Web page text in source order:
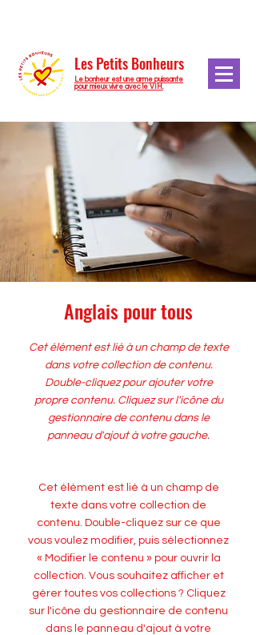
Les Petits Bonheurs
Le bonheur est une arme puissante
pour mieux vivre avec le VIH.
Anglais pour tous
Cet élément est lié à un champ de texte
dans votre collection de contenu.
Double-cliquez pour ajouter votre
propre contenu. Cliquez sur l'icône du
gestionnaire de contenu dans le
panneau d'ajout à votre gauche.
Cet élément est lié à un champ de
texte dans votre collection de
contenu. Double-cliquez sur ce que
vous voulez modifier, puis sélectionnez
« Modifier le contenu » pour ouvrir la
collection. Vous souhaitez afficher et
gérer toutes vos collections ? Cliquez
sur l'icône du gestionnaire de contenu
dans le panneau d'ajout à votre